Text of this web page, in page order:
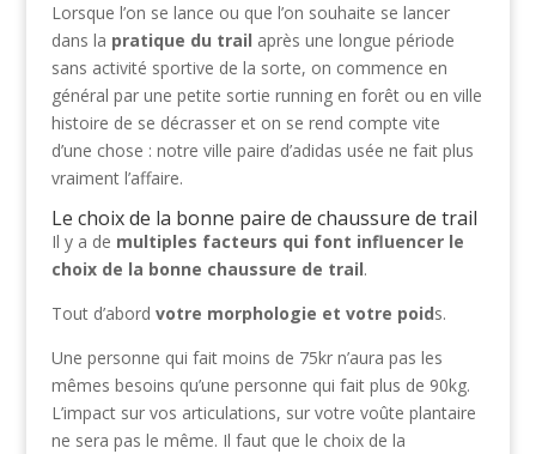
Lorsque l’on se lance ou que l’on souhaite se lancer
dans la pratique du trail après une longue période
sans activité sportive de la sorte, on commence en
général par une petite sortie running en forêt ou en ville
histoire de se décrasser et on se rend compte vite
d’une chose : notre ville paire d’adidas usée ne fait plus
vraiment l’affaire.
Le choix de la bonne paire de chaussure de trail
Il y a de multiples facteurs qui font influencer le
choix de la bonne chaussure de trail.
Tout d’abord votre morphologie et votre poids.
Une personne qui fait moins de 75kr n’aura pas les
mêmes besoins qu’une personne qui fait plus de 90kg.
L’impact sur vos articulations, sur votre voûte plantaire
ne sera pas le même. Il faut que le choix de la